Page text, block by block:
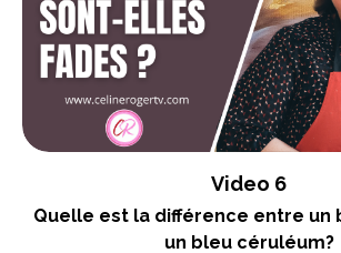
Video 6
Quelle est la différence entre un
un bleu céruléum?